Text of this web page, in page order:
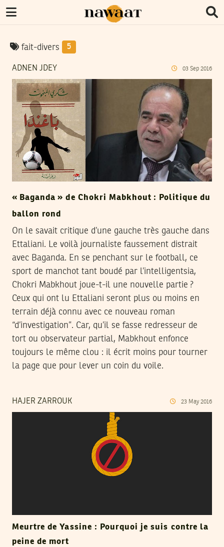
fait-divers 5
ADNEN JDEY 03 Sep 2016
« Baganda » de Chokri Mabkhout : Politique du
ballon rond
On le savait critique d’une gauche très gauche dans
Ettaliani. Le voilà journaliste faussement distrait
avec Baganda. En se penchant sur le football, ce
sport de manchot tant boudé par l’intelligentsia,
Chokri Mabkhout joue-t-il une nouvelle partie ?
Ceux qui ont lu Ettaliani seront plus ou moins en
terrain déjà connu avec ce nouveau roman
“d’investigation”. Car, qu’il se fasse redresseur de
tort ou observateur partial, Mabkhout enfonce
toujours le même clou : il écrit moins pour tourner
la page que pour lever un coin du voile.
HAJER ZARROUK 23 May 2016
Meurtre de Yassine : Pourquoi je suis contre la
peine de mort